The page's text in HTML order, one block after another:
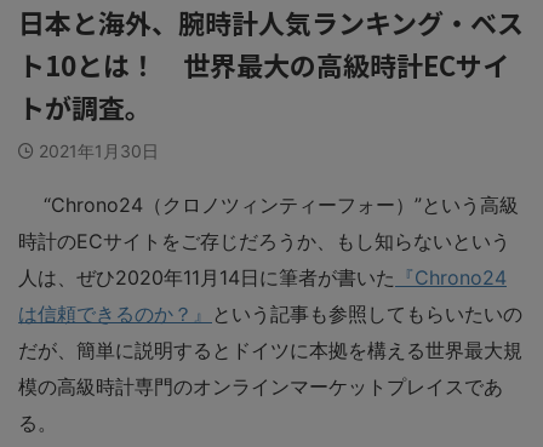
日本と海外、腕時計人気ランキング・ベス
ト10とは！ 世界最大の高級時計ECサイ
トが調査。
2021年1月30日
“Chrono24（クロノツィンティーフォー）”という高級
時計のECサイトをご存じだろうか、もし知らないという
人は、ぜひ2020年11月14日に筆者が書いた 『Chrono24
は信頼できるのか？』
という記事も参照してもらいたいの
だが、簡単に説明するとドイツに本拠を構える世界最大規
模の高級時計専門のオンラインマーケットプレイスであ
る。